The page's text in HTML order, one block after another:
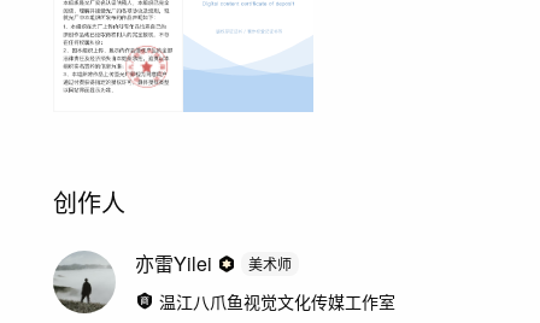
创作人
亦雷Yilei 美术师
温江八爪鱼视觉文化传媒工作室